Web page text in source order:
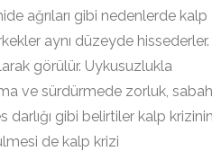
ağrıları gibi nedenlerde kalp
aynı düzeyde hissederler.
görülür. Uykusuzlukla
ve sürdürmede zorluk, sabah
gibi belirtiler kalp
de kalp krizi